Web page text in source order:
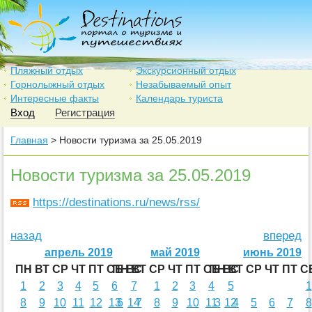
Пляжный отдых
Экскурсионный отдых
Горнолыжный отдых
Незабываемый опыт
Интересные факты
Календарь туриста
Вход Регистрация
Главная > Новости туризма за 25.05.2019
Новости туризма за 25.05.2019
https://destinations.ru/news/rss/
назад вперед
апрель 2019
ПН ВТ СР ЧТ ПТ СБ ВС
1
2 3 4 5 6
7
8
9 10 11 12 13
14
май 2019
ПН ВТ СР ЧТ ПТ СБ ВС
1
2 3 4
5
6
7 8 9 10 11
12
июнь 2019
ПН ВТ СР ЧТ ПТ
1
3
4 5 6 7
8